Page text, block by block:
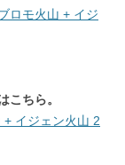
ロモ火山 + イジ
こちら。
+ イジェン火山 2